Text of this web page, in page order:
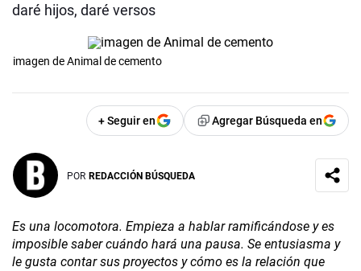
daré hijos, daré versos
imagen de Animal de cemento
+ Seguir en Agregar Búsqueda en
POR REDACCIÓN BÚSQUEDA
Es una locomotora. Empieza a hablar ramificándose y es
imposible saber cuándo hará una pausa. Se entusiasma y
le gusta contar sus proyectos y cómo es la relación que